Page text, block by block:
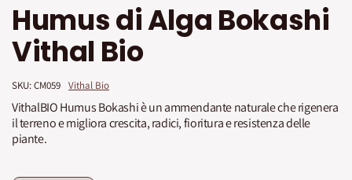
all'inizio
della
galleria
di
Humus di Alga Bokashi
Vithal Bio
SKU: CM059 Vithal Bio
VithalBIO Humus Bokashi è un ammendante naturale che rigenera
il terreno e migliora crescita, radici, fioritura e resistenza delle
piante.